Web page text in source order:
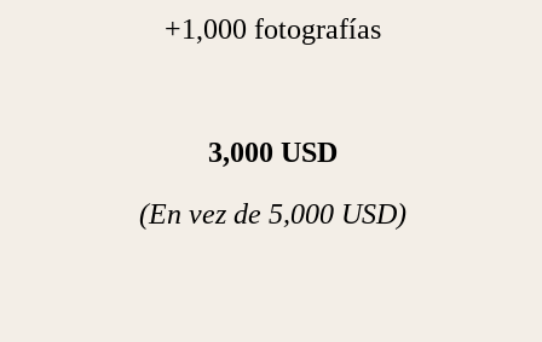
+1,000 fotografías
3,000 USD
(En vez de 5,000 USD)